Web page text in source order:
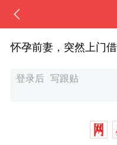
怀孕前妻，突然上门